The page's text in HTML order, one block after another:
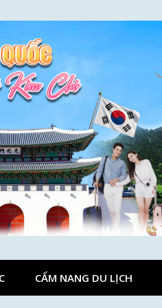
CẨM NANG DU LỊCH